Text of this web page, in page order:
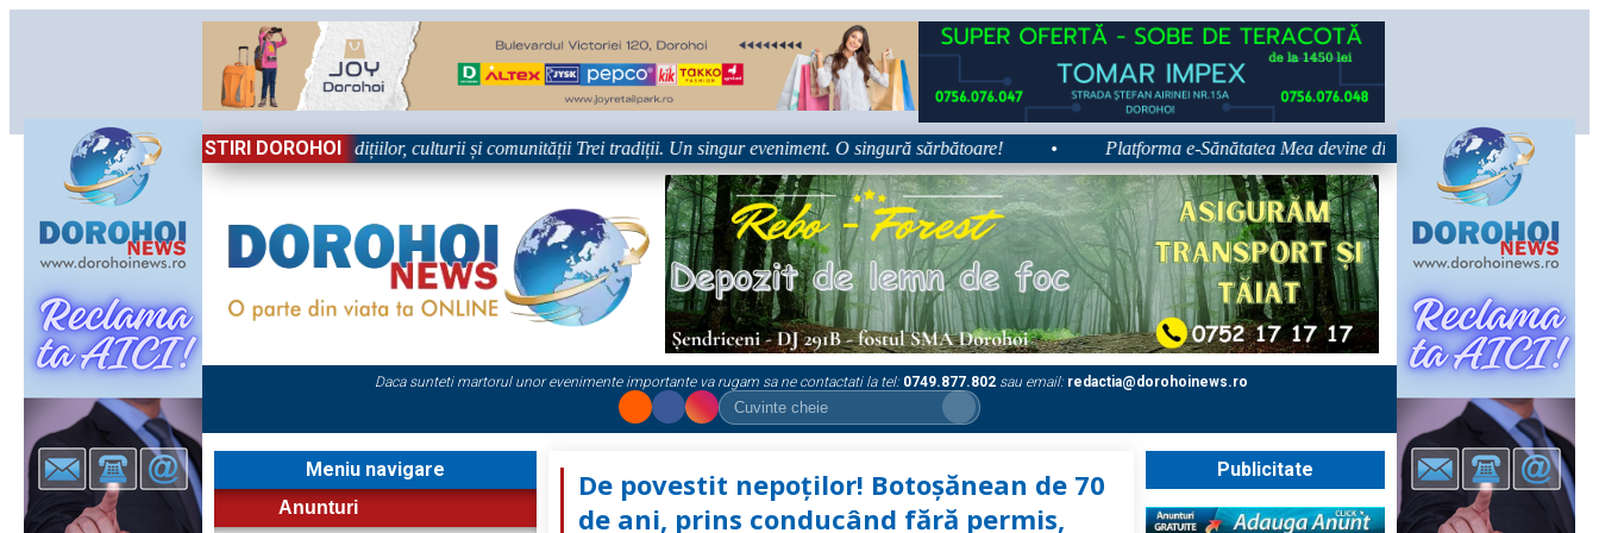
STIRI DOROHOI
în Sărbătoare!” – trei zile dedicate tradițiilor, culturii și comunității Trei tradiții. Un singur eveniment. O singură sărbătoare! Platforma e-Sănătatea Mea devine disponibilă pe 1 septembrie:
Daca sunteti martorul unor evenimente importante va rugam sa ne contactati la tel: 0749.877.802 sau email: redactia@dorohoinews.ro
Meniu navigare
Anunturi
De povestit nepoților! Botoșănean de 70
de ani, prins conducând fără permis,
Publicitate